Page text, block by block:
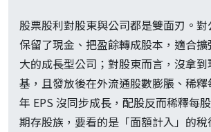
股票股利對股東與公司都是雙面刃。
保留了現金、把盈餘轉成股本，適合
大的成長型公司；對股東而言，沒拿
基，且發放後在外流通股數膨脹、稀
年 EPS 沒同步成長，配股反而稀釋每
期存股族，要看的是「面額計入」的